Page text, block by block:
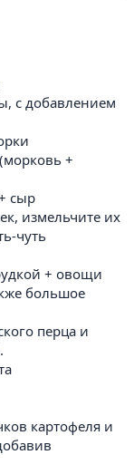
с добавлением
+
сыр
измельчите их
чуть
+ овощи
большое
перца и
картофеля и